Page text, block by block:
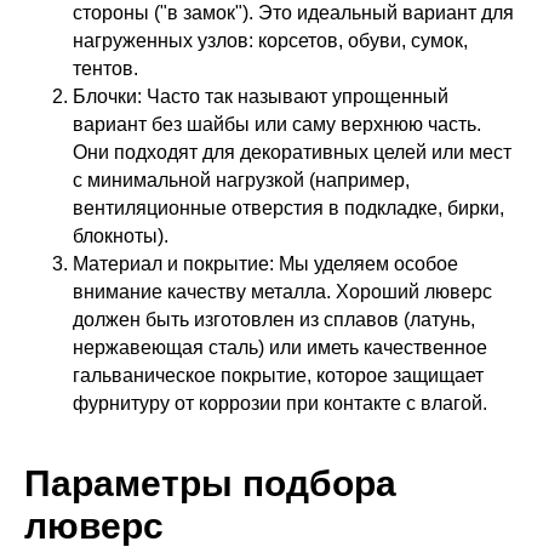
стороны ("в замок"). Это идеальный вариант для
нагруженных узлов: корсетов, обуви, сумок,
тентов.
Блочки: Часто так называют упрощенный
вариант без шайбы или саму верхнюю часть.
Они подходят для декоративных целей или мест
с минимальной нагрузкой (например,
вентиляционные отверстия в подкладке, бирки,
блокноты).
Материал и покрытие: Мы уделяем особое
внимание качеству металла. Хороший люверс
должен быть изготовлен из сплавов (латунь,
нержавеющая сталь) или иметь качественное
гальваническое покрытие, которое защищает
фурнитуру от коррозии при контакте с влагой.
Параметры подбора
люверс